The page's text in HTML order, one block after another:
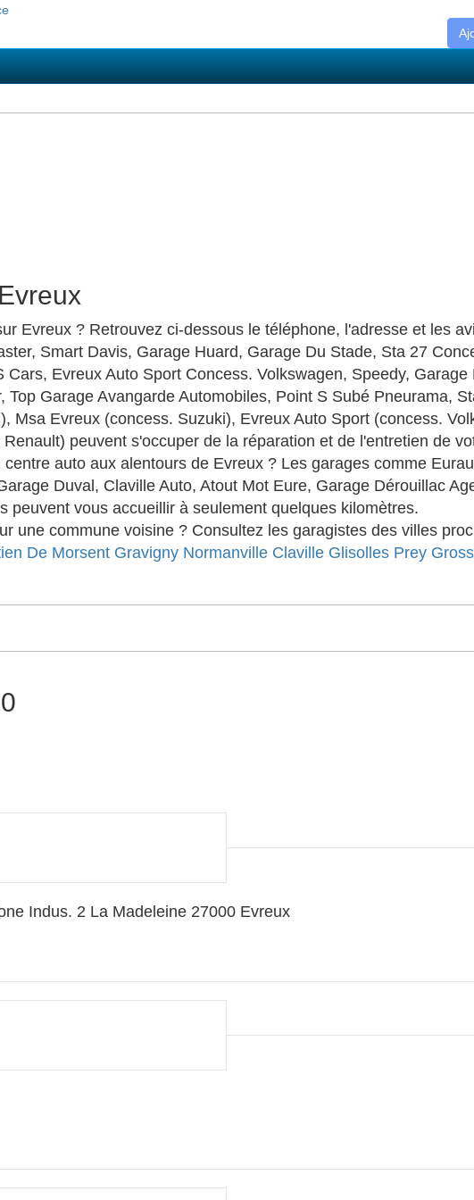
Evreux ? Retrouvez ci-dessous le téléphone, l'adresse et les
Smart Davis, Garage Huard, Garage Du Stade, Sta 27
Evreux Auto Sport Concess. Volkswagen, Speedy, Garage
Garage Avangarde Automobiles, Point S Subé Pneurama,
Msa Evreux (concess. Suzuki), Evreux Auto Sport (concess.
peuvent s'occuper de la réparation et de l'entretien de
auto aux alentours de Evreux ? Les garages comme
Duval, Claville Auto, Atout Mot Eure, Garage Dérouillac
peuvent vous accueillir à seulement quelques kilomètres.
une commune voisine ? Consultez les garagistes des villes
De Morsent Gravigny Normanville Claville Glisolles Prey
Indus. 2 La Madeleine 27000 Evreux